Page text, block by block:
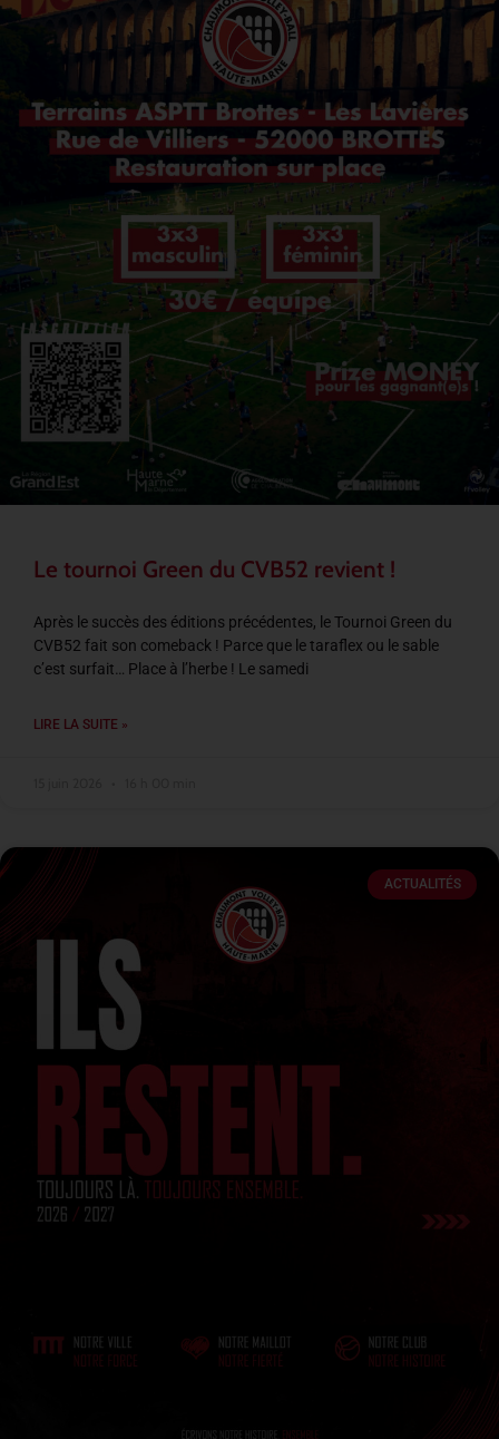
Le tournoi Green du CVB52 revient !
Après le succès des éditions précédentes, le Tournoi Green du
CVB52 fait son comeback ! Parce que le taraflex ou le sable
c’est surfait… Place à l’herbe ! Le samedi
LIRE LA SUITE »
ACTUALITÉS